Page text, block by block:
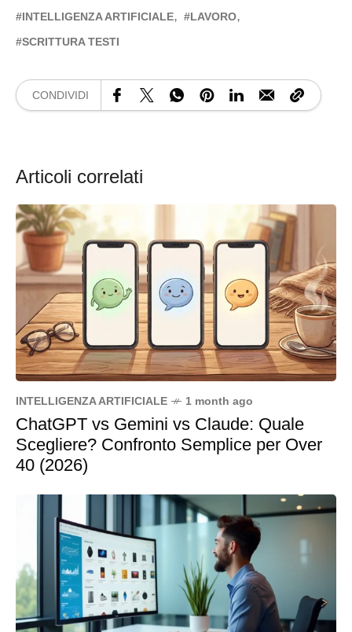
INTELLIGENZA ARTIFICIALE
LAVORO
SCRITTURA TESTI
CONDIVIDI
Articoli correlati
INTELLIGENZA ARTIFICIALE 1 month ago
ChatGPT vs Gemini vs Claude: Quale
Scegliere? Confronto Semplice per Over
40 (2026)